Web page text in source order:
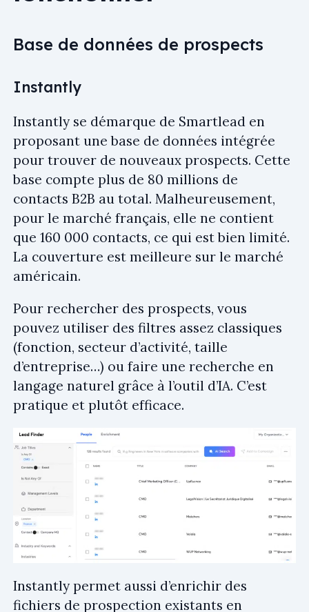
Base de données de prospects
Instantly
Instantly se démarque de Smartlead en
proposant une base de données intégrée
pour trouver de nouveaux prospects. Cette
base compte plus de 80 millions de
contacts B2B au total. Malheureusement,
pour le marché français, elle ne contient
que 160 000 contacts, ce qui est bien limité.
La couverture est meilleure sur le marché
américain.
Pour rechercher des prospects, vous
pouvez utiliser des filtres assez classiques
(fonction, secteur d’activité, taille
d’entreprise…) ou faire une recherche en
langage naturel grâce à l’outil d’IA. C’est
pratique et plutôt efficace.
Instantly permet aussi d’enrichir des
fichiers de prospection existants en